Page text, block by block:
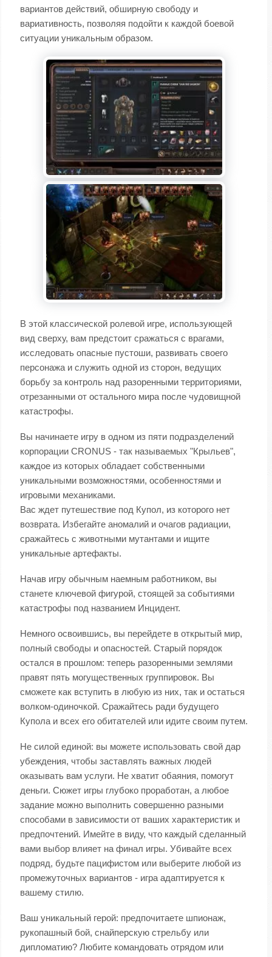
вариантов действий, обширную свободу и
вариативность, позволяя подойти к каждой боевой
ситуации уникальным образом.
В этой классической ролевой игре, использующей
вид сверху, вам предстоит сражаться с врагами,
исследовать опасные пустоши, развивать своего
персонажа и служить одной из сторон, ведущих
борьбу за контроль над разоренными территориями,
отрезанными от остального мира после чудовищной
катастрофы.
Вы начинаете игру в одном из пяти подразделений
корпорации CRONUS - так называемых "Крыльев",
каждое из которых обладает собственными
уникальными возможностями, особенностями и
игровыми механиками.
Вас ждет путешествие под Купол, из которого нет
возврата. Избегайте аномалий и очагов радиации,
сражайтесь с животными мутантами и ищите
уникальные артефакты.
Начав игру обычным наемным работником, вы
станете ключевой фигурой, стоящей за событиями
катастрофы под названием Инцидент.
Немного освоившись, вы перейдете в открытый мир,
полный свободы и опасностей. Старый порядок
остался в прошлом: теперь разоренными землями
правят пять могущественных группировок. Вы
сможете как вступить в любую из них, так и остаться
волком-одиночкой. Сражайтесь ради будущего
Купола и всех его обитателей или идите своим путем.
Не силой единой: вы можете использовать свой дар
убеждения, чтобы заставлять важных людей
оказывать вам услуги. Не хватит обаяния, помогут
деньги. Сюжет игры глубоко проработан, а любое
задание можно выполнить совершенно разными
способами в зависимости от ваших характеристик и
предпочтений. Имейте в виду, что каждый сделанный
вами выбор влияет на финал игры. Убивайте всех
подряд, будьте пацифистом или выберите любой из
промежуточных вариантов - игра адаптируется к
вашему стилю.
Ваш уникальный герой: предпочитаете шпионаж,
рукопашный бой, снайперскую стрельбу или
дипломатию? Любите командовать отрядом или